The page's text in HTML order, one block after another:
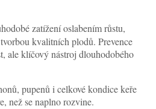
zatížení oslabením růstu,
kvalitních plodů. Prevence
ale klíčový nástroj dlouhodobého
pupenů i celkové kondice keře
než se naplno rozvine.